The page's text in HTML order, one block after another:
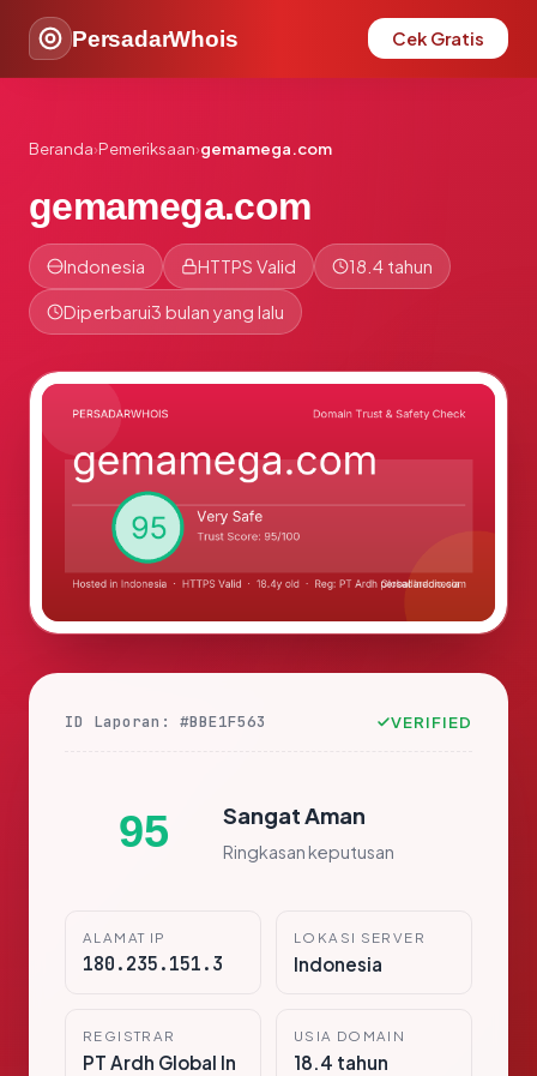
PersadarWhois Cek Gratis
Beranda›Pemeriksaan›gemamega.com
gemamega.com
Indonesia HTTPS Valid 18.4 tahun
Diperbarui3 bulan yang lalu
ID Laporan: #BBE1F563 VERIFIED
95 Sangat Aman
Ringkasan keputusan
ALAMAT IP
180.235.151.3
LOKASI SERVER
Indonesia
REGISTRAR
PT Ardh Global In
USIA DOMAIN
18.4 tahun